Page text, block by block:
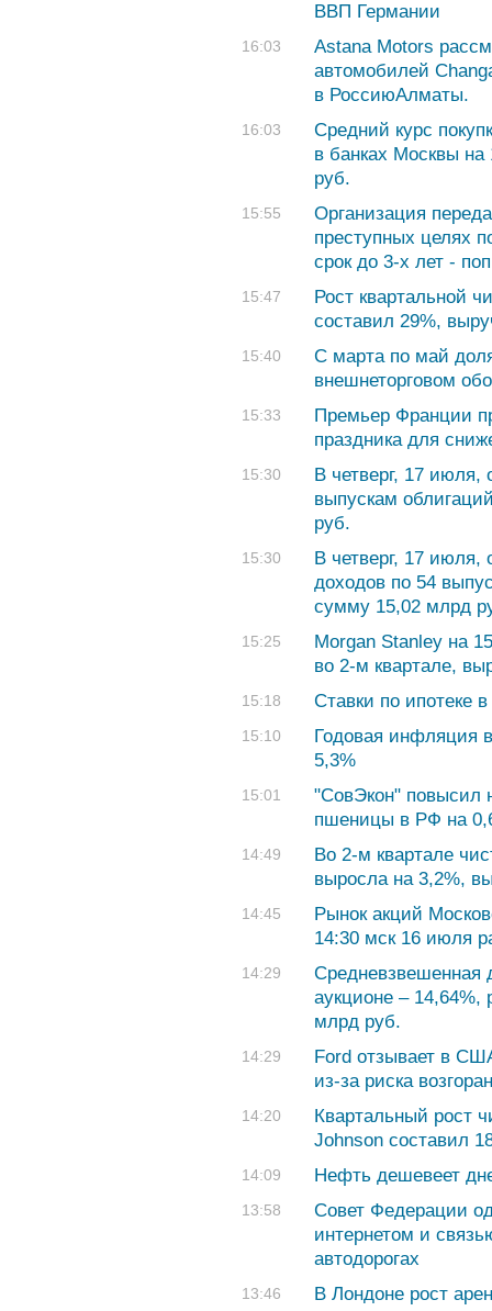
ВВП Германии
16:03
Astana Motors
автомобилей
в РоссиюАлматы.
16:03
Cредний курс
в банках Москвы на
руб.
15:55
Организация
преступных целях
срок до 3-х лет -
15:47
Рост квартальной
составил 29%,
15:40
С марта по май
внешнеторговом
15:33
Премьер Франции
праздника для
15:30
В четверг, 17
выпускам
руб.
15:30
В четверг, 17
доходов по 54
сумму 15,02 млрд
15:25
Morgan Stanley на
во 2-м квартале,
15:18 Ставки по ипотеке
15:10
Годовая инфляция
5,3%
15:01
"СовЭкон" повысил
пшеницы в РФ на
14:49
Во 2-м квартале
выросла на 3,2%,
14:45
Рынок акций
14:30 мск 16 июля
14:29
Средневзвешенная
аукционе –
млрд руб.
14:29
Ford отзывает в
из-за риска
14:20
Квартальный рост
Johnson составил
14:09 Нефть дешевеет
13:58
Совет Федерации
интернетом и
автодорогах
13:46
В Лондоне рост